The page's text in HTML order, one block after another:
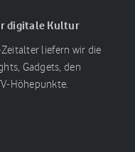
digitale Kultur
liefern wir die
Gadgets, den
Höhepunkte.